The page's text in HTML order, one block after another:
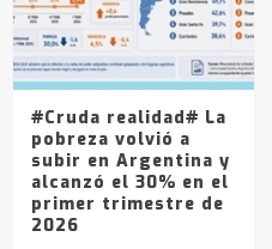
los combustibles en
YPF hasta Axion
pesos
#Cruda realidad# La
pobreza volvió a
subir en Argentina y
alcanzó el 30% en el
primer trimestre de
2026